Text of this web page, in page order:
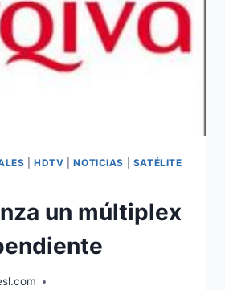
|HDTV |NOTICIAS
SATÉLITE
un múltiplex